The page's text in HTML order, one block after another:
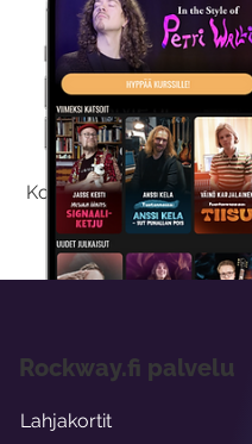
Kokeilemalla ilmaiseksi
Rockway.fi palvelu
Lahjakortit